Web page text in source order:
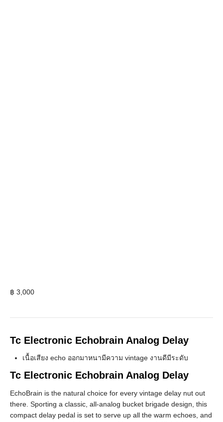
฿ 3,000
Tc Electronic Echobrain Analog Delay
เนื้อเสียง echo ออกมาหนามีความ vintage งานดีมีระดับ
Tc Electronic Echobrain Analog Delay
EchoBrain is the natural choice for every vintage delay nut out
there. Sporting a classic, all-analog bucket brigade design, this
compact delay pedal is set to serve up all the warm echoes, and